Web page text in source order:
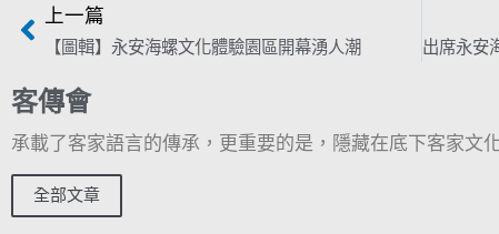
上一篇
【圖輯】永安海螺文化體驗園區開幕湧人潮
客傳會
承載了客家語言的傳承，更重要的是，隱藏在底下客家文
全部文章